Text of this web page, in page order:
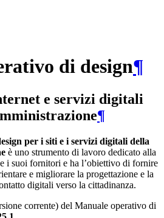
di design¶
e servizi digitali
¶
per i siti e i servizi digitali della
è uno strumento di lavoro dedicato alla
i suoi fornitori e ha l’obiettivo di fornire
e migliorare la progettazione e la
digitali verso la cittadinanza.
corrente) del Manuale operativo di